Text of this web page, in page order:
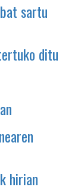
sartu
ditu
hirian